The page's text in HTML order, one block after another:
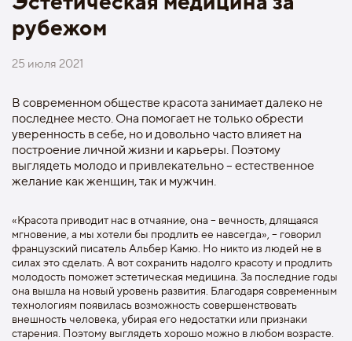
рубежом
25 июля 2021
В современном обществе красота занимает далеко не
последнее место. Она помогает не только обрести
уверенность в себе, но и довольно часто влияет на
построение личной жизни и карьеры. Поэтому
выглядеть молодо и привлекательно – естественное
желание как женщин, так и мужчин.
«Красота приводит нас в отчаяние, она – вечность, длящаяся
мгновение, а мы хотели бы продлить ее навсегда», – говорил
французский писатель Альбер Камю. Но никто из людей не в
силах это сделать. А вот сохранить надолго красоту и продлить
молодость поможет эстетическая медицина. За последние годы
она вышла на новый уровень развития. Благодаря современным
технологиям появилась возможность совершенствовать
внешность человека, убирая его недостатки или признаки
старения. Поэтому выглядеть хорошо можно в любом возрасте.